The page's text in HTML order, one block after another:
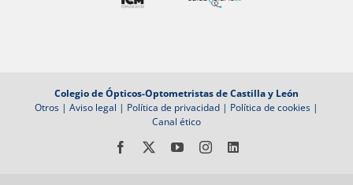
Colegio de Ópticos-Optometristas de Castilla y León
Otros | Aviso legal | Política de privacidad | Política de cookies |
Canal ético
Facebook YouTubeInstagramLinkedIn